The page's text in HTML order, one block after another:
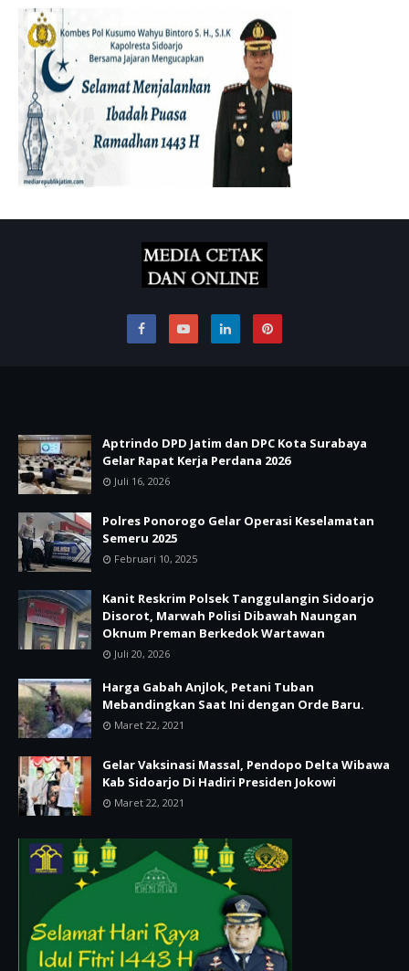
Aptrindo DPD Jatim dan DPC Kota Surabaya
Gelar Rapat Kerja Perdana 2026
Juli 16, 2026
Polres Ponorogo Gelar Operasi Keselamatan
Semeru 2025
Februari 10, 2025
Kanit Reskrim Polsek Tanggulangin Sidoarjo
Disorot, Marwah Polisi Dibawah Naungan
Oknum Preman Berkedok Wartawan
Juli 20, 2026
Harga Gabah Anjlok, Petani Tuban
Mebandingkan Saat Ini dengan Orde Baru.
Maret 22, 2021
Gelar Vaksinasi Massal, Pendopo Delta Wibawa
Kab Sidoarjo Di Hadiri Presiden Jokowi
Maret 22, 2021